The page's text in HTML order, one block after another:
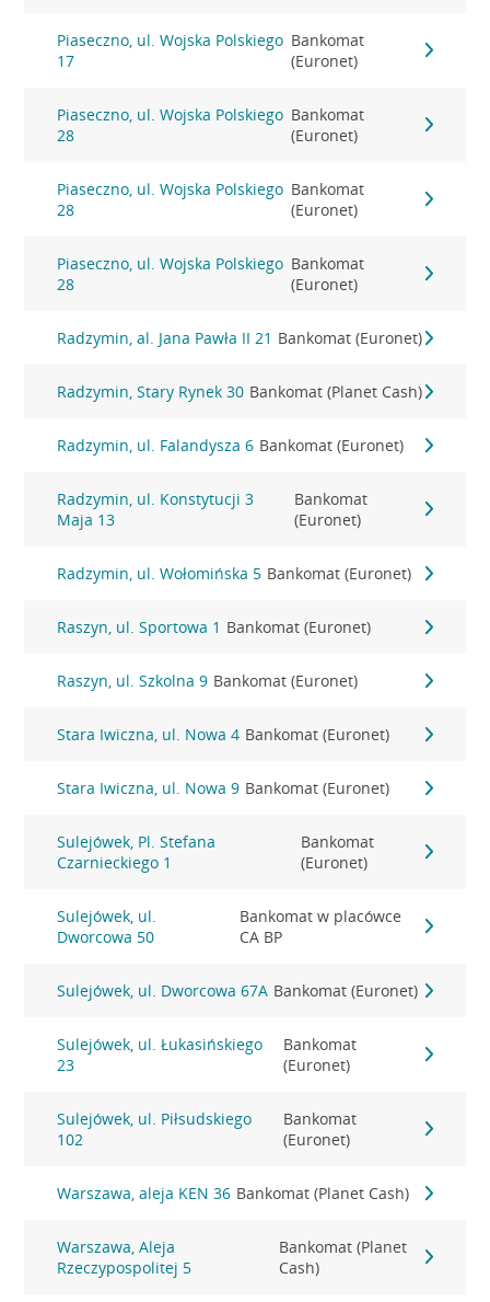
Piaseczno, ul. Wojska Polskiego
17
Bankomat
(Euronet)
Piaseczno, ul. Wojska Polskiego
28
Bankomat
(Euronet)
Piaseczno, ul. Wojska Polskiego
28
Bankomat
(Euronet)
Piaseczno, ul. Wojska Polskiego
28
Bankomat
(Euronet)
Radzymin, al. Jana Pawła II 21 Bankomat (Euronet)
Radzymin, Stary Rynek 30 Bankomat (Planet Cash)
Radzymin, ul. Falandysza 6 Bankomat (Euronet)
Radzymin, ul. Konstytucji 3
Maja 13
Bankomat
(Euronet)
Radzymin, ul. Wołomińska 5 Bankomat (Euronet)
Raszyn, ul. Sportowa 1 Bankomat (Euronet)
Raszyn, ul. Szkolna 9 Bankomat (Euronet)
Stara Iwiczna, ul. Nowa 4 Bankomat (Euronet)
Stara Iwiczna, ul. Nowa 9 Bankomat (Euronet)
Sulejówek, Pl. Stefana
Czarnieckiego 1
Bankomat
(Euronet)
Sulejówek, ul.
Dworcowa 50
Bankomat w placówce
CA BP
Sulejówek, ul. Dworcowa 67A Bankomat (Euronet)
Sulejówek, ul. Łukasińskiego
23
Bankomat
(Euronet)
Sulejówek, ul. Piłsudskiego
102
Bankomat
(Euronet)
Warszawa, aleja KEN 36 Bankomat (Planet Cash)
Warszawa, Aleja
Rzeczypospolitej 5
Bankomat (Planet
Cash)